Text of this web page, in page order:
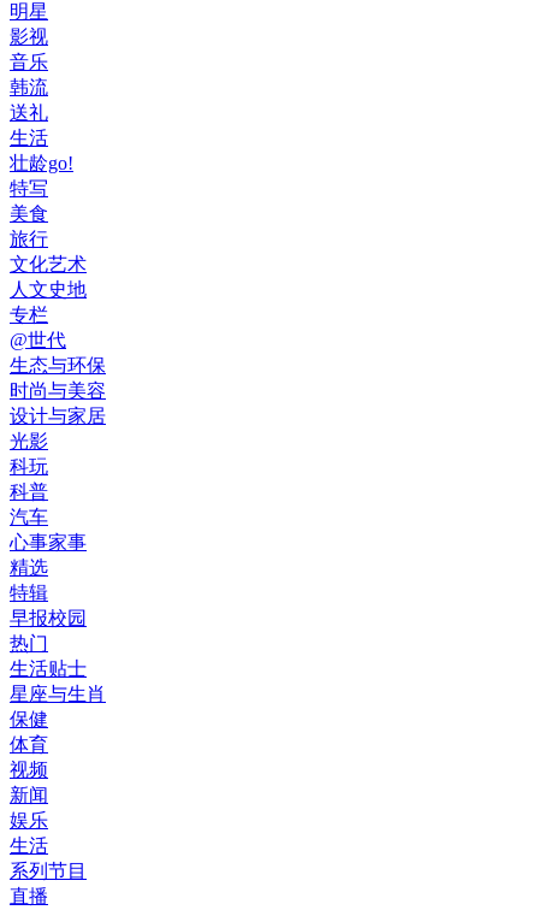
明星
影视
音乐
韩流
送礼
生活
壮龄go!
特写
美食
旅行
文化艺术
人文史地
专栏
@世代
生态与环保
时尚与美容
设计与家居
光影
科玩
科普
汽车
心事家事
精选
特辑
早报校园
热门
生活贴士
星座与生肖
保健
体育
视频
新闻
娱乐
生活
系列节目
直播